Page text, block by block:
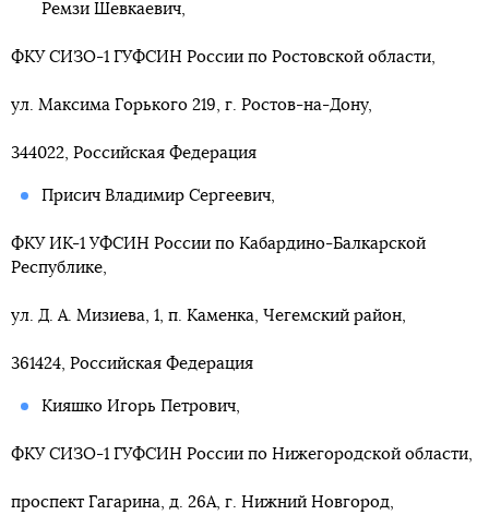
Ремзи Шевкаевич,
ФКУ СИЗО-1 ГУФСИН России по Ростовской области,
ул. Максима Горького 219, г. Ростов-на-Дону,
344022, Российская Федерация
Присич Владимир Сергеевич,
ФКУ ИК-1 УФСИН России по Кабардино-Балкарской
Республике,
ул. Д. А. Мизиева, 1, п. Каменка, Чегемский район,
361424, Российская Федерация
Кияшко Игорь Петрович,
ФКУ СИЗО-1 ГУФСИН России по Нижегородской области,
проспект Гагарина, д. 26А, г. Нижний Новгород,